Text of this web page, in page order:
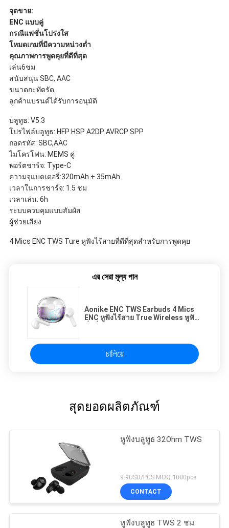
จุดขาย:
ENC แบบคู่
กรณีแฟชั่นโปร่งใส
โหมดเกมที่มีความหน่วงต่ำ
คุณภาพการพูดคุยที่ดีที่สุด
เล่น6ชม
สนับสนุน SBC, AAC
ขนาดกะทัดรัด
ลูกค้าแบรนด์ได้รับการอนุมัติ
บลูทูธ: V5.3
โปรไฟล์บลูทูธ: HFP HSP A2DP AVRCP SPP
ถอดรหัส: SBC,AAC
ไมโครโฟน: MEMS คู่
พอร์ตชาร์จ: Type-C
ความจุแบตเตอรี่:320mAh + 35mAh
เวลาในการชาร์จ: 1.5 ชม
เวลาเล่น: 6h
ระบบควบคุมแบบสัมผัส
ผู้ช่วยเสียง
4 Mics ENC TWS Ture หูฟังไร้สายที่ดีที่สุดสำหรับการพูดคุย
এর সেরা মূল্য পান
Aonike ENC TWS Earbuds 4 Mics
ENC หูฟังไร้สาย True Wireless หูฟัง
চালিয়ে
สุดยอดผลิตภัณฑ์
หูฟังบลูทูธ 32Ohm TWS
9.9USD/PCS MOQ:1000pcs
CONTACT
หูฟังบลูทูธ TWS 2 ชม.